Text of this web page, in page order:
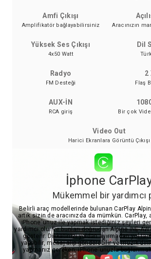
Amfi Çıkışı
Amplifikatör bağlayabilirsiniz Aracınızın
Yüksek Ses Çıkışı
4x50 Watt
Dil
Radyo
FM Desteği
2
Flaş
AUX-İN
RCA giriş Bir çok
Video Out
Harici Ekranlara Görüntü Çıkışı
İphone
Mükemmel bir yardımcı
Belirli araç modellerinde bulunan CarPlay
artık sizin de aracınızda da mümkün. CarPlay,
iPhone`unuz ile yapmak istediğiniz şeyleri
yardımcı olur ve bunları doğrudan Alpine INE-
gösterir. Dikkatinizi yoldan ayırmadan yol
yapabilir, mesaj alıp gönderebilir ve müzik
yapmanız gereken, iPhone`unuzla